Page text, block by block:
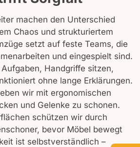
machen den Unterschied
Chaos und strukturiertem
setzt auf feste Teams, die
und eingespielt sind.
Handgriffe sitzen,
ohne lange Erklärungen.
wir mit ergonomischen
und Gelenke zu schonen.
schützen wir durch
bevor Möbel bewegt
ist selbstverständlich –